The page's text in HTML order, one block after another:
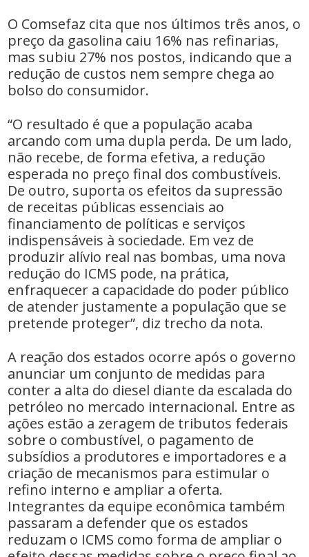
O Comsefaz cita que nos últimos três anos, o
preço da gasolina caiu 16% nas refinarias,
mas subiu 27% nos postos, indicando que a
redução de custos nem sempre chega ao
bolso do consumidor.
“O resultado é que a população acaba
arcando com uma dupla perda. De um lado,
não recebe, de forma efetiva, a redução
esperada no preço final dos combustíveis.
De outro, suporta os efeitos da supressão
de receitas públicas essenciais ao
financiamento de políticas e serviços
indispensáveis à sociedade. Em vez de
produzir alívio real nas bombas, uma nova
redução do ICMS pode, na prática,
enfraquecer a capacidade do poder público
de atender justamente a população que se
pretende proteger”, diz trecho da nota.
A reação dos estados ocorre após o governo
anunciar um conjunto de medidas para
conter a alta do diesel diante da escalada do
petróleo no mercado internacional. Entre as
ações estão a zeragem de tributos federais
sobre o combustível, o pagamento de
subsídios a produtores e importadores e a
criação de mecanismos para estimular o
refino interno e ampliar a oferta.
Integrantes da equipe econômica também
passaram a defender que os estados
reduzam o ICMS como forma de ampliar o